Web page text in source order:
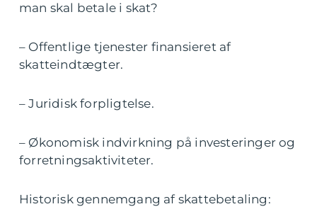
man skal betale i skat?
– Offentlige tjenester finansieret af
skatteindtægter.
– Juridisk forpligtelse.
– Økonomisk indvirkning på investeringer og
forretningsaktiviteter.
Historisk gennemgang af skattebetaling: